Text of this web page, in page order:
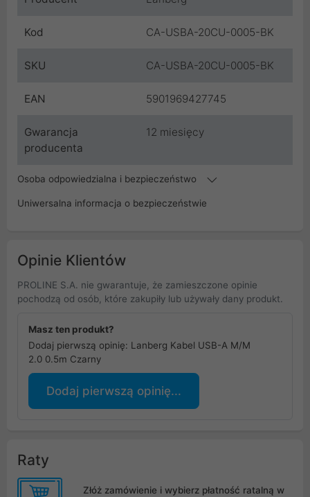
Kod CA-USBA-20CU-0005-BK
SKU CA-USBA-20CU-0005-BK
EAN 5901969427745
Gwarancja
producenta
12 miesięcy
Osoba odpowiedzialna i bezpieczeństwo
Uniwersalna informacja o bezpieczeństwie
Opinie Klientów
PROLINE S.A. nie gwarantuje, że zamieszczone opinie
pochodzą od osób, które zakupiły lub używały dany produkt.
Masz ten produkt?
Dodaj pierwszą opinię: Lanberg Kabel USB-A M/M
2.0 0.5m Czarny
Dodaj pierwszą opinię...
Raty
Złóż zamówienie i wybierz płatność ratalną w